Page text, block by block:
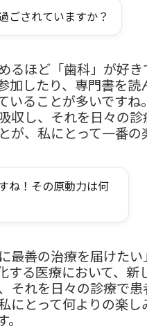
ごされていますか？
るほど「歯科」が好き
加したり、専門書を読
いることが多いですね
収し、それを日々の診
が、私にとって一番の
ね！その原動力は何
最善の治療を届けたい
する医療において、新
それを日々の診療で患
にとって何よりの楽し